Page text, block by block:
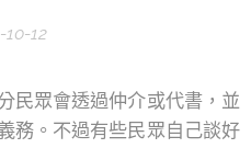
10-12
民眾會透過仲介或代書，並
務。不過有些民眾自己談好